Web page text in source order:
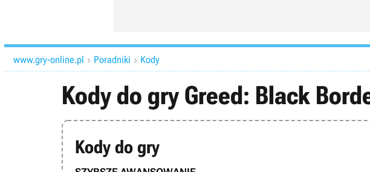
www.gry-online.pl  Poradniki  Kody
Kody do gry Greed: Black
Kody do gry